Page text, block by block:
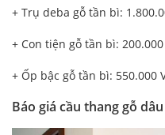
+ Trụ deba gỗ tần bì:
+ Con tiện gỗ tần bì:
+ Ốp bậc gỗ tần bì: 550.000
Báo giá cầu thang gỗ dâu